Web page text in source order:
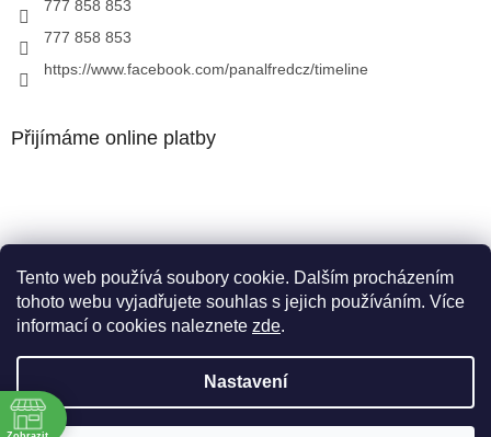
Tento web používá soubory cookie. Dalším procházením
tohoto webu vyjadřujete souhlas s jejich používáním. Více
informací o cookies naleznete zde.
Nastavení
777 858 853
777 858 853
https://www.facebook.com/panalfredcz/timeline
Přijímáme online platby
Facebook
Vytvořil Shoptet